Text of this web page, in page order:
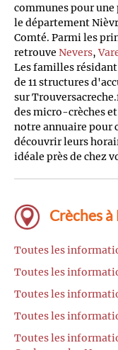
communes pour
le département
Comté. Parmi les
retrouve Nevers,
Les familles
de 11 structures
sur
des micro-crèches
notre annuaire pour
découvrir leurs
idéale près de chez
Crèches
Toutes les
Toutes les
Toutes les
Toutes les
Toutes les